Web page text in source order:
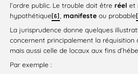
l’ordre public. Le trouble doit être réel et
hypothétique [6] manifeste ou probable
La jurisprudence donne quelques
concernent principalement la réquisition
mais aussi celle de locaux aux fins
Par exemple :